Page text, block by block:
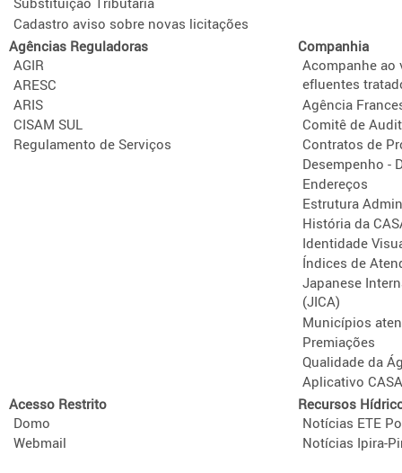
Cadastro aviso sobre novas licitações
Agências Reguladoras
AGIR
ARESC
ARIS
CISAM SUL
Regulamento de Serviços
Companhia
Acompanhe ao
efluentes
Agência
Comitê de
Contratos de
Desempenho -
Endereços
Estrutura
História da
Identidade
Índices de
Japanese
(JICA)
Municípios
Premiações
Qualidade da
Aplicativo
Acesso Restrito
Domo
Webmail
Recursos
Notícias ETE
Notícias Ipira-